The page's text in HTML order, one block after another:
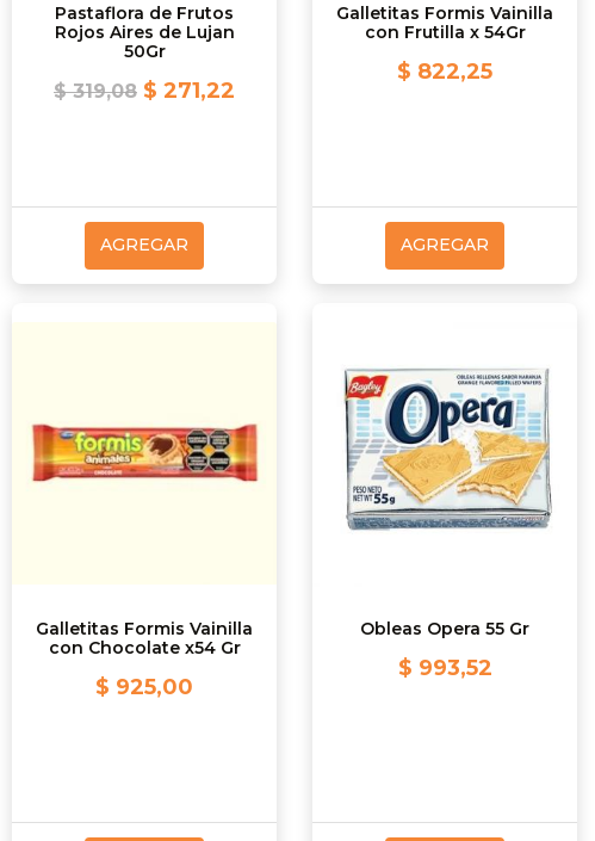
Pastaflora de Frutos
Rojos Aires de Lujan
50Gr
$ 319,08 $ 271,22
AGREGAR
Galletitas Formis Vainilla
con Frutilla x 54Gr
$ 822,25
AGREGAR
Galletitas Formis Vainilla
con Chocolate x54 Gr
$ 925,00
Obleas Opera 55 Gr
$ 993,52